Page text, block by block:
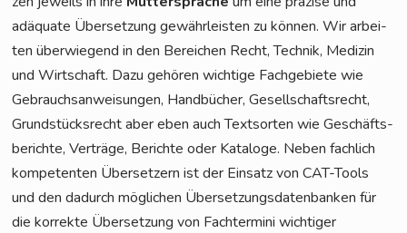
adäqua­te Über­set­zung gewähr­leis­ten zu kön­nen. Wir arbei­
ten über­wie­gend in den Berei­chen Recht, Tech­nik, Medi­zin
und Wirt­schaft. Dazu gehö­ren wich­ti­ge Fach­ge­bie­te wie
Gebrauchs­an­wei­sun­gen, Hand­bü­cher, Gesell­schafts­recht,
Grund­stücks­recht aber eben auch Text­sor­ten wie Geschäfts­
be­rich­te, Ver­trä­ge, Berich­te oder Kata­lo­ge. Neben fach­lich
kom­pe­ten­ten Über­set­zern ist der Ein­satz von CAT-Tools
und den dadurch mög­li­chen Über­set­zungs­da­ten­ban­ken für
die kor­rek­te Über­set­zung von Fach­ter­mi­ni wich­ti­ger